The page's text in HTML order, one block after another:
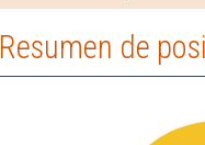
Resumen de